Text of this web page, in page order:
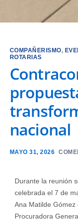
COMPAÑERISMO,
ROTARIAS
nacional
MAYO 31, 2026
Durante la reunión
celebrada el 7 de
Ana Matilde
Procuradora